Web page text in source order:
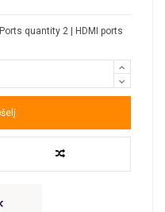
quantity 2 | HDMI ports